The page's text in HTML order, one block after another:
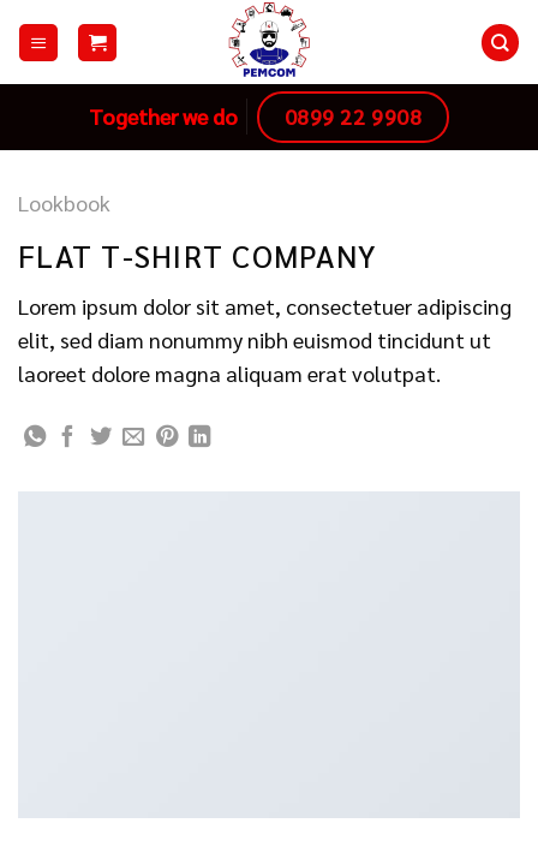
Together we do 0899 22 9908
Lookbook
FLAT T-SHIRT COMPANY
Lorem ipsum dolor sit amet, consectetuer adipiscing
elit, sed diam nonummy nibh euismod tincidunt ut
laoreet dolore magna aliquam erat volutpat.